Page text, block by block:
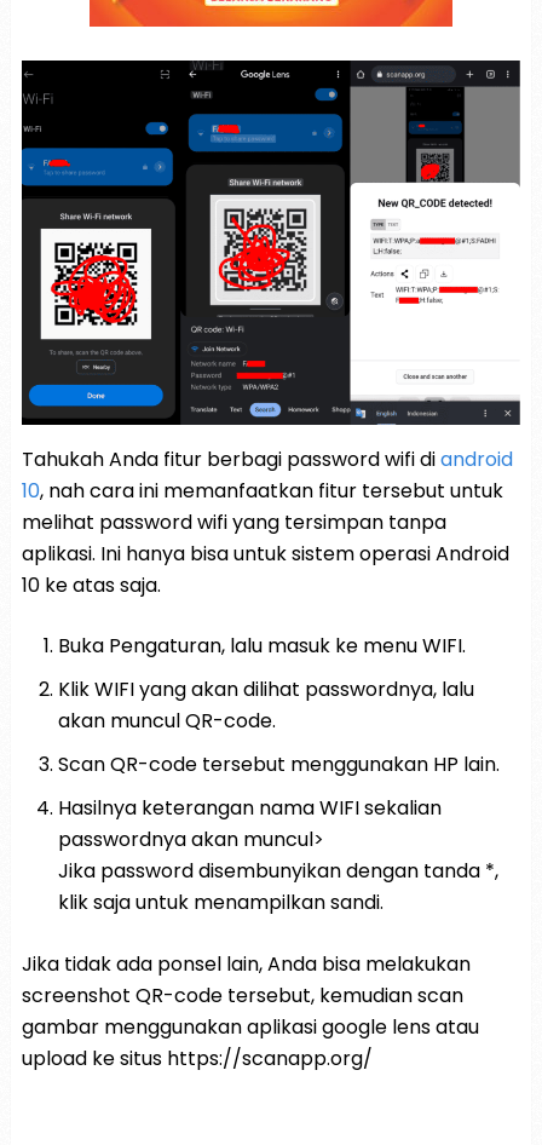
Tahukah Anda fitur berbagi password wifi diandroid
10, nah cara ini memanfaatkan fitur tersebut untuk
melihat password wifi yang tersimpan tanpa
aplikasi. Ini hanya bisa untuk sistem operasi Android
10 ke atas saja.
Buka Pengaturan, lalu masuk ke menu WIFI.
Klik WIFI yang akan dilihat passwordnya, lalu
akan muncul QR-code.
Scan QR-code tersebut menggunakan HP lain.
Hasilnya keterangan nama WIFI sekalian
passwordnya akan muncul>
Jika password disembunyikan dengan tanda *,
klik saja untuk menampilkan sandi.
Jika tidak ada ponsel lain, Anda bisa melakukan
screenshot QR-code tersebut, kemudian scan
gambar menggunakan aplikasi google lens atau
upload ke situs https://scanapp.org/